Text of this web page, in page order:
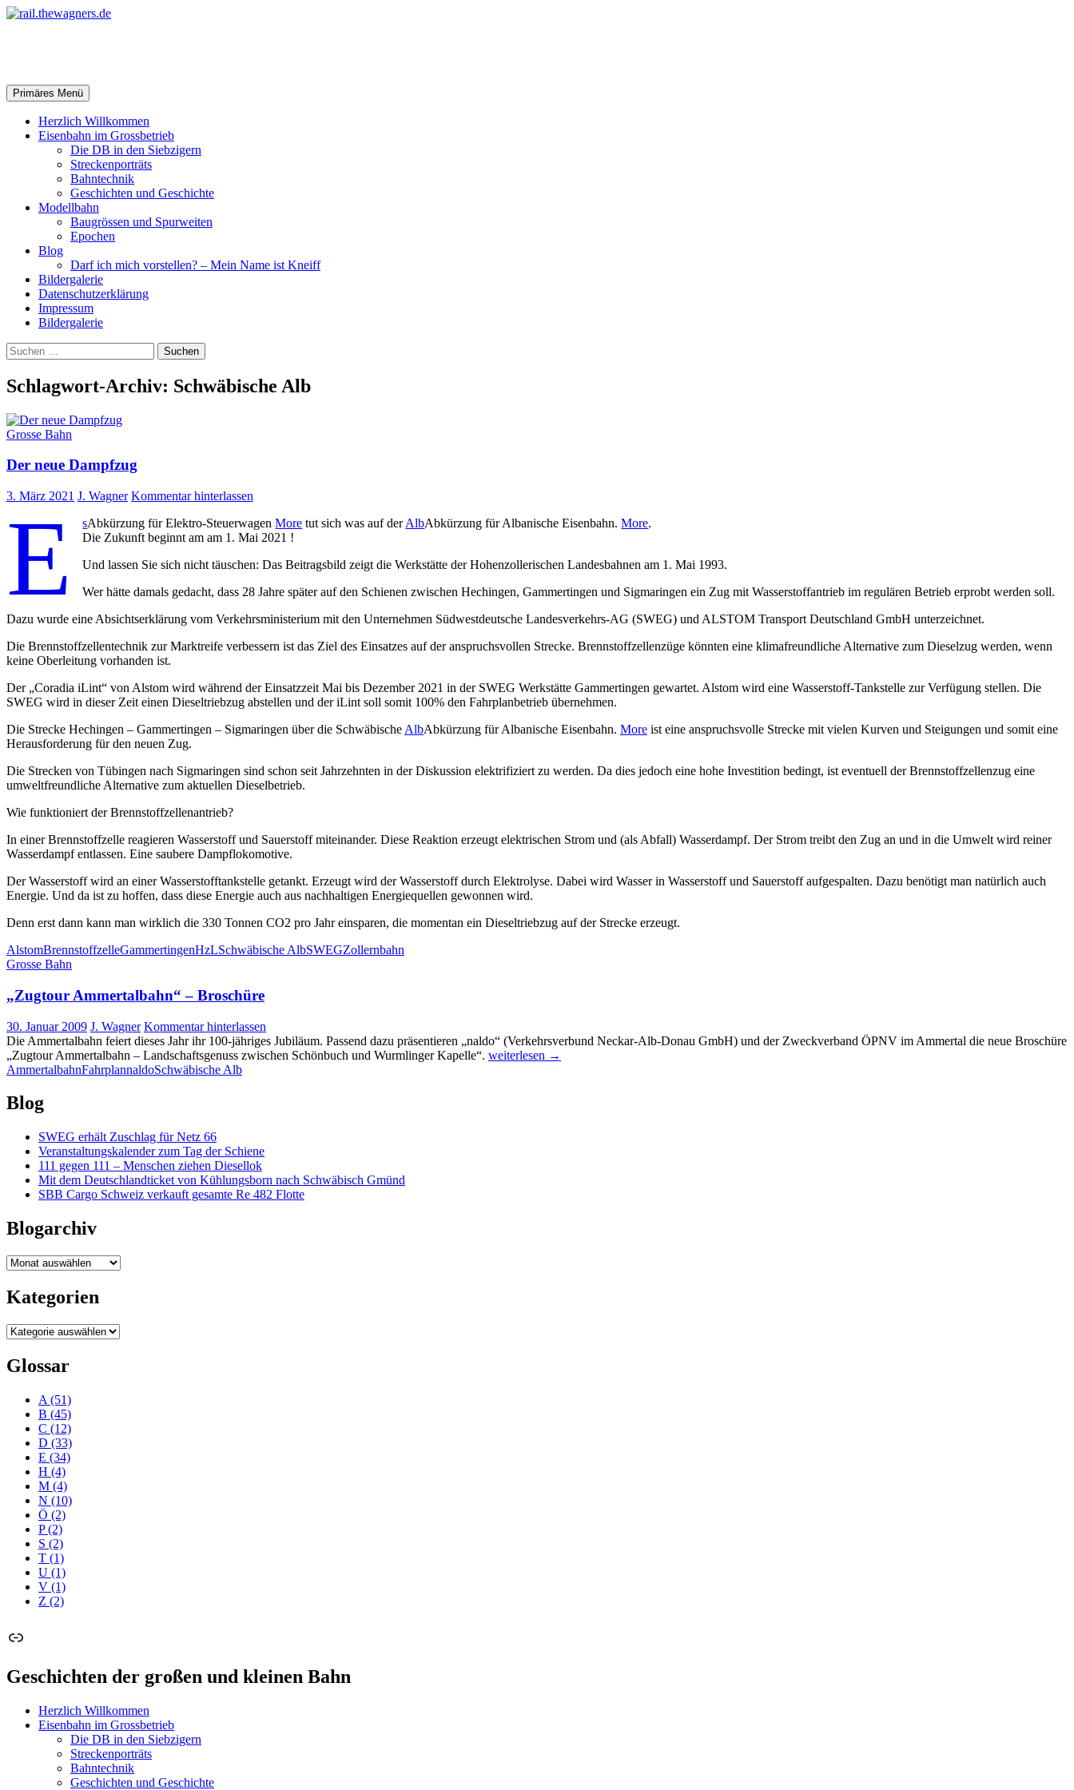
Zum
Suchen
Primäres Menü
Herzlich Willkommen
Eisenbahn im Grossbetrieb
Die DB in den Siebzigern
Streckenporträts
Bahntechnik
Geschichten und Geschichte
Modellbahn
Baugrössen und Spurweiten
Epochen
Blog
Darf ich mich vorstellen? – Mein Name ist Kneiff
Bildergalerie
Datenschutzerklärung
Impressum
Bildergalerie
Suchen
nach:
Schlagwort-Archiv: Schwäbische Alb
Grosse Bahn
Der neue Dampfzug
3. März 2021 J. Wagner Kommentar hinterlassen
E sAbkürzung für Elektro-SteuerwagenMore tut sich was auf derAlbAbkürzung für Albanische Eisenbahn.More.
Die Zukunft beginnt am am 1. Mai 2021 !
Und lassen Sie sich nicht täuschen: Das Beitragsbild zeigt die Werkstätte der Hohenzollerischen Landesbahnen am 1. Mai 1993.
Wer hätte damals gedacht, dass 28 Jahre später auf den Schienen zwischen Hechingen, Gammertingen und Sigmaringen ein Zug mit Wasserstoffantrieb im regulären Betrieb erprobt werden soll.
Dazu wurde eine Absichtserklärung vom Verkehrsministerium mit den Unternehmen Südwestdeutsche Landesverkehrs-AG (SWEG) und ALSTOM Transport Deutschland GmbH unterzeichnet.
Die Brennstoffzellentechnik zur Marktreife verbessern ist das Ziel des Einsatzes auf der anspruchsvollen Strecke. Brennstoffzellenzüge könnten eine klimafreundliche Alternative zum Dieselzug werden, wenn
keine Oberleitung vorhanden ist.
Der „Coradia iLint“ von Alstom wird während der Einsatzzeit Mai bis Dezember 2021 in der SWEG Werkstätte Gammertingen gewartet. Alstom wird eine Wasserstoff-Tankstelle zur Verfügung stellen. Die
SWEG wird in dieser Zeit einen Dieseltriebzug abstellen und der iLint soll somit 100% den Fahrplanbetrieb übernehmen.
Die Strecke Hechingen – Gammertingen – Sigmaringen über die Schwäbische AlbAbkürzung für Albanische Eisenbahn. More ist eine anspruchsvolle Strecke mit vielen Kurven und Steigungen und somit eine
Herausforderung für den neuen Zug.
Die Strecken von Tübingen nach Sigmaringen sind schon seit Jahrzehnten in der Diskussion elektrifiziert zu werden. Da dies jedoch eine hohe Investition bedingt, ist eventuell der Brennstoffzellenzug eine
umweltfreundliche Alternative zum aktuellen Dieselbetrieb.
Wie funktioniert der Brennstoffzellenantrieb?
In einer Brennstoffzelle reagieren Wasserstoff und Sauerstoff miteinander. Diese Reaktion erzeugt elektrischen Strom und (als Abfall) Wasserdampf. Der Strom treibt den Zug an und in die Umwelt wird reiner
Wasserdampf entlassen. Eine saubere Dampflokomotive.
Der Wasserstoff wird an einer Wasserstofftankstelle getankt. Erzeugt wird der Wasserstoff durch Elektrolyse. Dabei wird Wasser in Wasserstoff und Sauerstoff aufgespalten. Dazu benötigt man natürlich auch
Energie. Und da ist zu hoffen, dass diese Energie auch aus nachhaltigen Energiequellen gewonnen wird.
Denn erst dann kann man wirklich die 330 Tonnen CO2 pro Jahr einsparen, die momentan ein Dieseltriebzug auf der Strecke erzeugt.
AlstomBrennstoffzelleGammertingenHzLSchwäbische AlbSWEGZollernbahn
Grosse Bahn
„Zugtour Ammertalbahn“ – Broschüre
30. Januar 2009 J. Wagner Kommentar hinterlassen
Die Ammertalbahn feiert dieses Jahr ihr 100-jähriges Jubiläum. Passend dazu präsentieren „naldo“ (Verkehrsverbund Neckar-Alb-Donau GmbH) und der Zweckverband ÖPNV im Ammertal die neue Broschüre
„Zugtour Ammertalbahn – Landschaftsgenuss zwischen Schönbuch und Wurmlinger Kapelle“. „Zugtour
weiterlesen →
AmmertalbahnFahrplannaldoSchwäbische Alb
Blog
SWEG erhält Zuschlag für Netz 66
Veranstaltungskalender zum Tag der Schiene
111 gegen 111 – Menschen ziehen Diesellok
Mit dem Deutschlandticket von Kühlungsborn nach Schwäbisch Gmünd
SBB Cargo Schweiz verkauft gesamte Re 482 Flotte
Blogarchiv
Blogarchiv
Kategorien
Kategorien
Glossar
A (51)
B (45)
C (12)
D (33)
E (34)
H (4)
M (4)
N (10)
Ö (2)
P(2)
S (2)
T (1)
U (1)
V (1)
Z (2)
Link
Geschichten der großen und kleinen Bahn
Herzlich Willkommen
Eisenbahn im Grossbetrieb
Die DB in den Siebzigern
Streckenporträts
Bahntechnik
Geschichten und Geschichte